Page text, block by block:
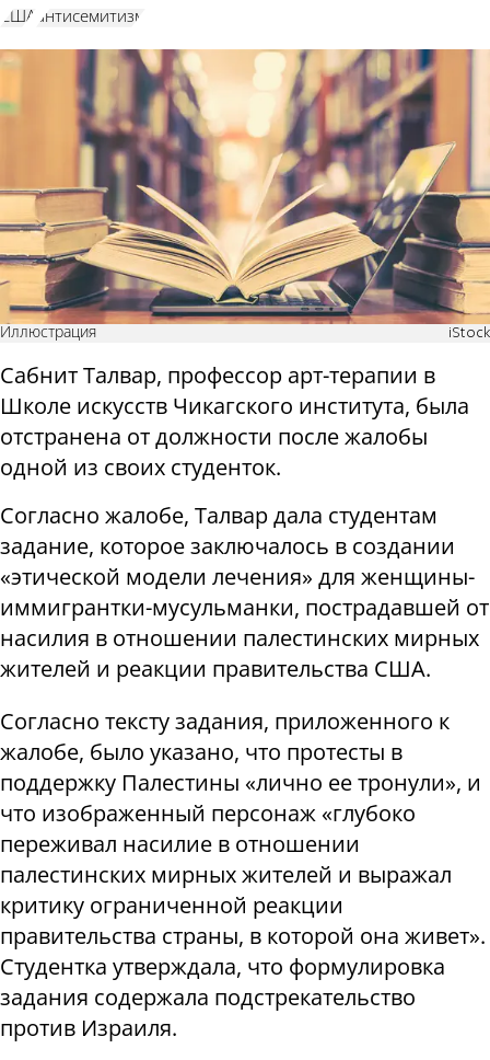
США антисемитизм
Иллюстрация iStock
Сабнит Талвар, профессор арт-терапии в
Школе искусств Чикагского института, была
отстранена от должности после жалобы
одной из своих студенток.
Согласно жалобе, Талвар дала студентам
задание, которое заключалось в создании
«этической модели лечения» для женщины-
иммигрантки-мусульманки, пострадавшей от
насилия в отношении палестинских мирных
жителей и реакции правительства США.
Согласно тексту задания, приложенного к
жалобе, было указано, что протесты в
поддержку Палестины «лично ее тронули», и
что изображенный персонаж «глубоко
переживал насилие в отношении
палестинских мирных жителей и выражал
критику ограниченной реакции
правительства страны, в которой она живет».
Студентка утверждала, что формулировка
задания содержала подстрекательство
против Израиля.